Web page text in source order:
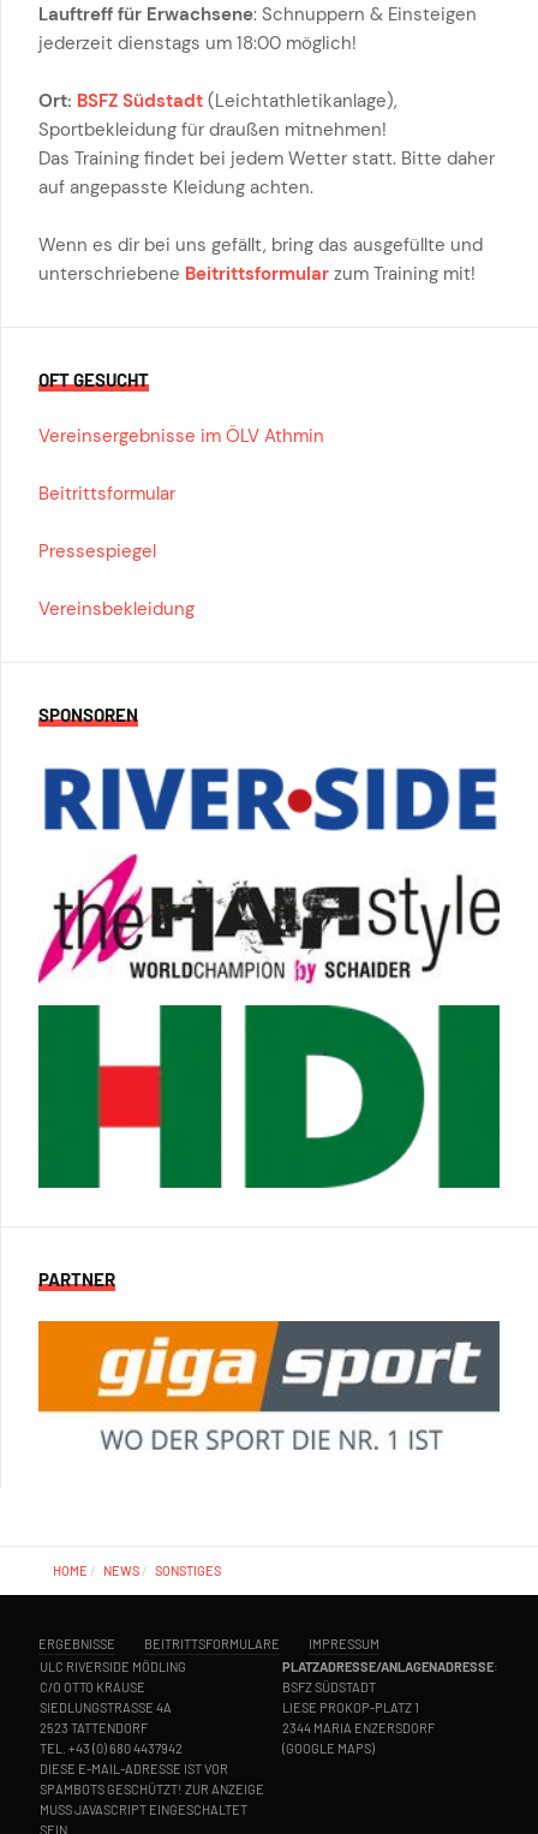
Lauftreff für Erwachsene: Schnuppern & Einsteigen
jederzeit dienstags um 18:00 möglich!
Ort: BSFZ Südstadt (Leichtathletikanlage),
Sportbekleidung für draußen mitnehmen!
Das Training findet bei jedem Wetter statt. Bitte daher
auf angepasste Kleidung achten.
Wenn es dir bei uns gefällt, bring das ausgefüllte und
unterschriebene Beitrittsformular zum Training mit!
OFT GESUCHT
Vereinsergebnisse im ÖLV Athmin
Beitrittsformular
Pressespiegel
Vereinsbekleidung
SPONSOREN
PARTNER
HOME NEWS SONSTIGES
ERGEBNISSE BEITRITTSFORMULARE
IMPRESSUM
ULC RIVERSIDE MÖDLING
C/O OTTO KRAUSE
SIEDLUNGSTRASSE 4A
2523 TATTENDORF
TEL. +43 (0) 680 4437942
DIESE E-MAIL-ADRESSE IST VOR
SPAMBOTS GESCHÜTZT! ZUR ANZEIGE
MUSS JAVASCRIPT EINGESCHALTET
SEIN.
PLATZADRESSE/ANLAGENADRESSE:
BSFZ SÜDSTADT
LIESE PROKOP-PLATZ 1
2344 MARIA ENZERSDORF
(GOOGLE MAPS)